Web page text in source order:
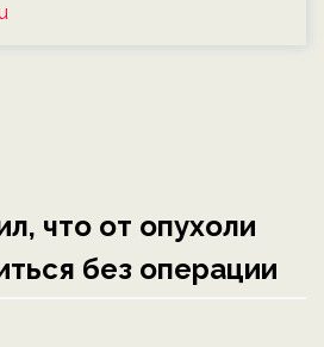
что от опухоли
без операции